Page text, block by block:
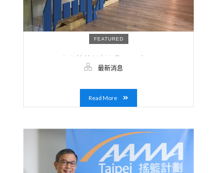
FEATURED
MarTech、文創設計領域新創突圍入選！平台
最新消息
Read More